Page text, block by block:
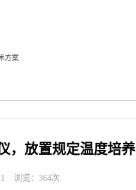
方案
，放置规定温度培养
浏览：364次